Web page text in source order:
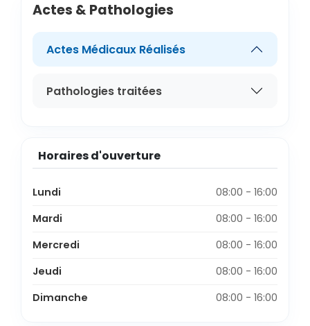
Actes & Pathologies
Actes Médicaux Réalisés
Pathologies traitées
Horaires d'ouverture
Lundi
08:00 - 16:00
Mardi
08:00 - 16:00
Mercredi
08:00 - 16:00
Jeudi
08:00 - 16:00
Dimanche
08:00 - 16:00